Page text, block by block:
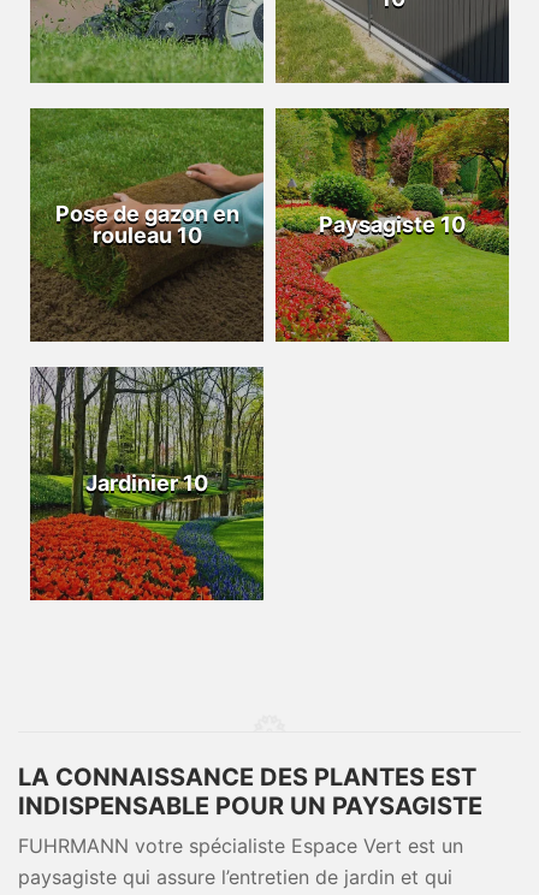
Pose de gazon en
rouleau 10
Paysagiste 10
Jardinier 10
LA CONNAISSANCE DES PLANTES EST
INDISPENSABLE POUR UN PAYSAGISTE
FUHRMANN votre spécialiste Espace Vert est un
paysagiste qui assure l’entretien de jardin et qui